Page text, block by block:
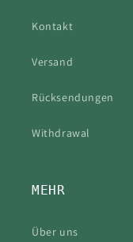
Kontakt
Versand
Rücksendungen
Withdrawal
MEHR
Über uns